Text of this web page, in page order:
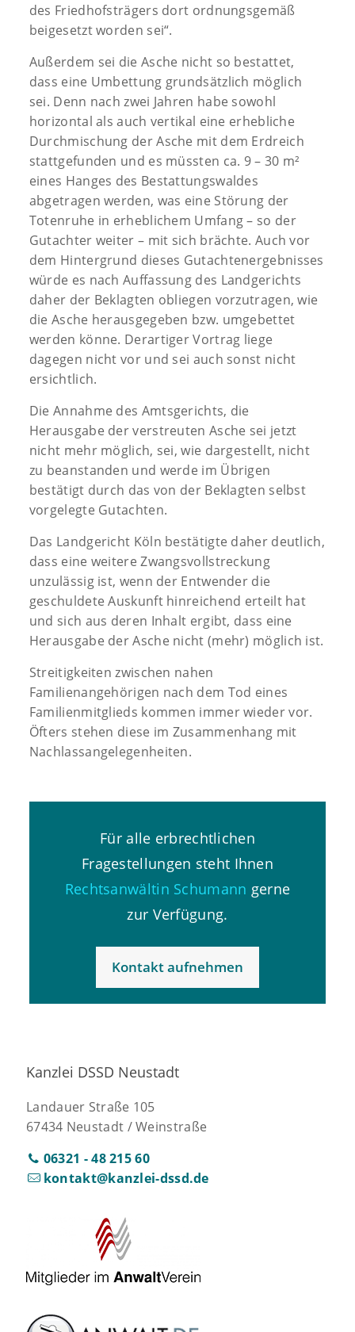
des Friedhofsträgers dort ordnungsgemäß
beigesetzt worden sei“.
Außerdem sei die Asche nicht so bestattet,
dass eine Umbettung grundsätzlich möglich
sei. Denn nach zwei Jahren habe sowohl
horizontal als auch vertikal eine erhebliche
Durchmischung der Asche mit dem Erdreich
stattgefunden und es müssten ca. 9 – 30 m²
eines Hanges des Bestattungswaldes
abgetragen werden, was eine Störung der
Totenruhe in erheblichem Umfang – so der
Gutachter weiter – mit sich brächte. Auch vor
dem Hintergrund dieses Gutachtenergebnisses
würde es nach Auffassung des Landgerichts
daher der Beklagten obliegen vorzutragen, wie
die Asche herausgegeben bzw. umgebettet
werden könne. Derartiger Vortrag liege
dagegen nicht vor und sei auch sonst nicht
ersichtlich.
Die Annahme des Amtsgerichts, die
Herausgabe der verstreuten Asche sei jetzt
nicht mehr möglich, sei, wie dargestellt, nicht
zu beanstanden und werde im Übrigen
bestätigt durch das von der Beklagten selbst
vorgelegte Gutachten.
Das Landgericht Köln bestätigte daher deutlich,
dass eine weitere Zwangsvollstreckung
unzulässig ist, wenn der Entwender die
geschuldete Auskunft hinreichend erteilt hat
und sich aus deren Inhalt ergibt, dass eine
Herausgabe der Asche nicht (mehr) möglich ist.
Streitigkeiten zwischen nahen
Familienangehörigen nach dem Tod eines
Familienmitglieds kommen immer wieder vor.
Öfters stehen diese im Zusammenhang mit
Nachlassangelegenheiten.
Für alle erbrechtlichen
Fragestellungen steht Ihnen
Rechtsanwältin Schumann gerne
zur Verfügung.
Kontakt aufnehmen
Kanzlei DSSD Neustadt
Landauer Straße 105
67434 Neustadt / Weinstraße
06321 - 48 215 60
kontakt@kanzlei-dssd.de